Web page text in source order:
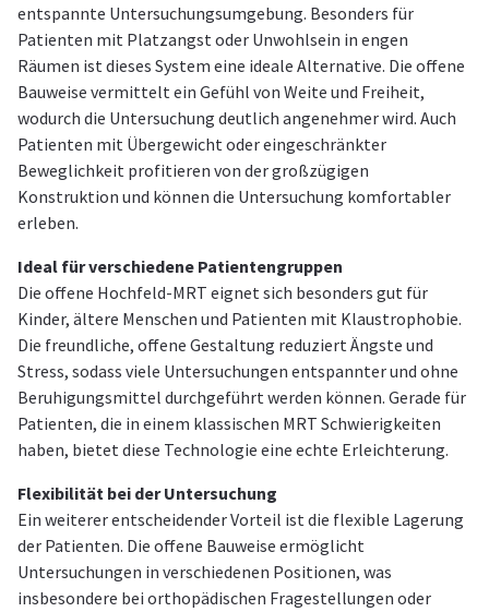
entspannte Untersuchungsumgebung. Besonders für
Patienten mit Platzangst oder Unwohlsein in engen
Räumen ist dieses System eine ideale Alternative. Die offene
Bauweise vermittelt ein Gefühl von Weite und Freiheit,
wodurch die Untersuchung deutlich angenehmer wird. Auch
Patienten mit Übergewicht oder eingeschränkter
Beweglichkeit profitieren von der großzügigen
Konstruktion und können die Untersuchung komfortabler
erleben.
Ideal für verschiedene Patientengruppen
Die offene Hochfeld-MRT eignet sich besonders gut für
Kinder, ältere Menschen und Patienten mit Klaustrophobie.
Die freundliche, offene Gestaltung reduziert Ängste und
Stress, sodass viele Untersuchungen entspannter und ohne
Beruhigungsmittel durchgeführt werden können. Gerade für
Patienten, die in einem klassischen MRT Schwierigkeiten
haben, bietet diese Technologie eine echte Erleichterung.
Flexibilität bei der Untersuchung
Ein weiterer entscheidender Vorteil ist die flexible Lagerung
der Patienten. Die offene Bauweise ermöglicht
Untersuchungen in verschiedenen Positionen, was
insbesondere bei orthopädischen Fragestellungen oder